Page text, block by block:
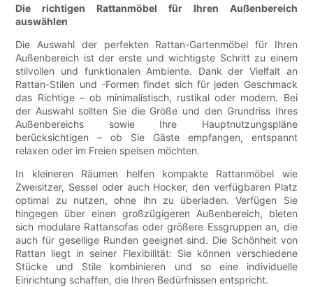
Die richtigen Rattanmöbel für Ihren Außenbereich
auswählen
Die Auswahl der perfekten Rattan-Gartenmöbel für Ihren
Außenbereich ist der erste und wichtigste Schritt zu einem
stilvollen und funktionalen Ambiente. Dank der Vielfalt an
Rattan-Stilen und -Formen findet sich für jeden Geschmack
das Richtige – ob minimalistisch, rustikal oder modern. Bei
der Auswahl sollten Sie die Größe und den Grundriss Ihres
Außenbereichs sowie Ihre Hauptnutzungspläne
berücksichtigen – ob Sie Gäste empfangen, entspannt
relaxen oder im Freien speisen möchten.
In kleineren Räumen helfen kompakte Rattanmöbel wie
Zweisitzer, Sessel oder auch Hocker, den verfügbaren Platz
optimal zu nutzen, ohne ihn zu überladen. Verfügen Sie
hingegen über einen großzügigeren Außenbereich, bieten
sich modulare Rattansofas oder größere Essgruppen an, die
auch für gesellige Runden geeignet sind. Die Schönheit von
Rattan liegt in seiner Flexibilität: Sie können verschiedene
Stücke und Stile kombinieren und so eine individuelle
Einrichtung schaffen, die Ihren Bedürfnissen entspricht.